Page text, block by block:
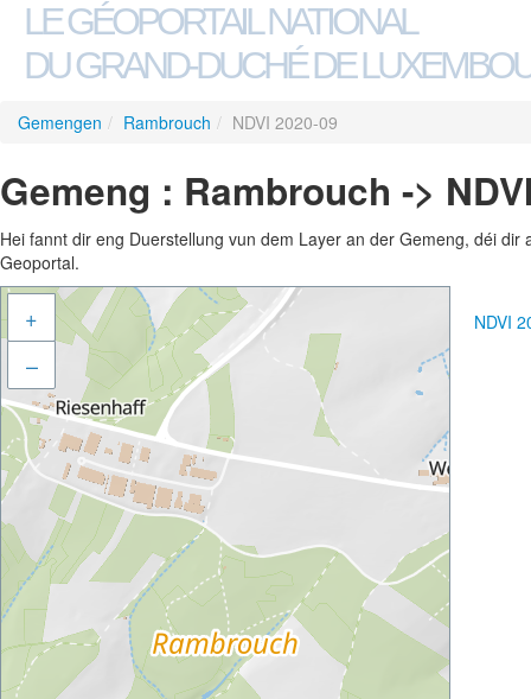
LE GÉOPORTAIL NATIONAL
DU GRAND-DUCHÉ DE
Gemengen / Rambrouch / NDVI 2020-09
Gemeng : Rambrouch ->
Hei fannt dir eng Duerstellung vun dem Layer an der Gemeng, déi
Geoportal.
+
–
NDVI